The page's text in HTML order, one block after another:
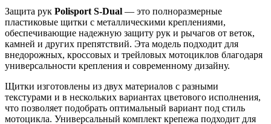
Защита рук Polisport S-Dual — это полноразмерные
пластиковые щитки с металлическими креплениями,
обеспечивающие надежную защиту рук и рычагов от веток,
камней и других препятствий. Эта модель подходит для
внедорожных, кроссовых и трейловых мотоциклов благодаря
универсальности крепления и современному дизайну.
Щитки изготовлены из двух материалов с разными
текстурами и в нескольких вариантах цветового исполнения,
что позволяет подобрать оптимальный вариант под стиль
мотоцикла. Универсальный комплект крепежа подходит для